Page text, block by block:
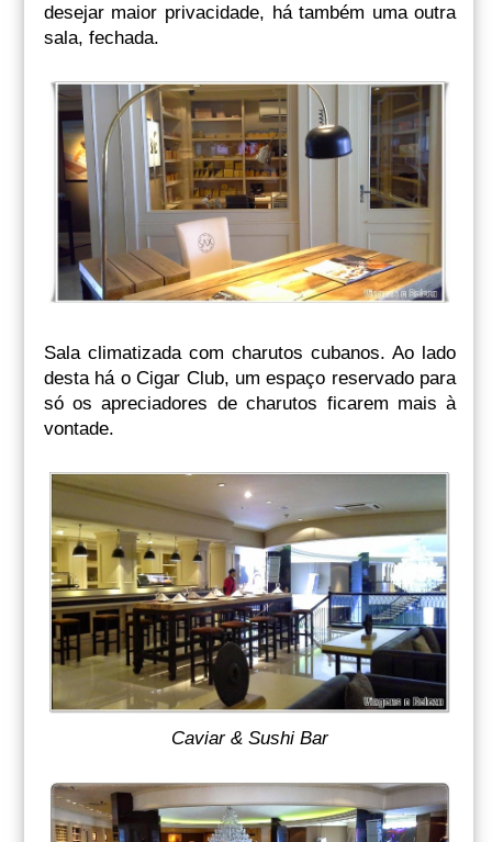
desejar maior privacidade, há também uma outra
sala, fechada.
Sala climatizada com charutos cubanos. Ao lado
desta há o Cigar Club, um espaço reservado para
só os apreciadores de charutos ficarem mais à
vontade.
Caviar & Sushi Bar